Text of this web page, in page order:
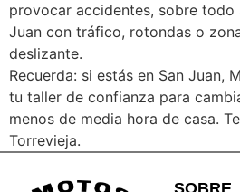
provocar accidentes, sobre todo
Juan con tráfico, rotondas o
deslizante.
Recuerda: si estás en San Juan,
tu taller de confianza para
menos de media hora de casa.
Torrevieja.